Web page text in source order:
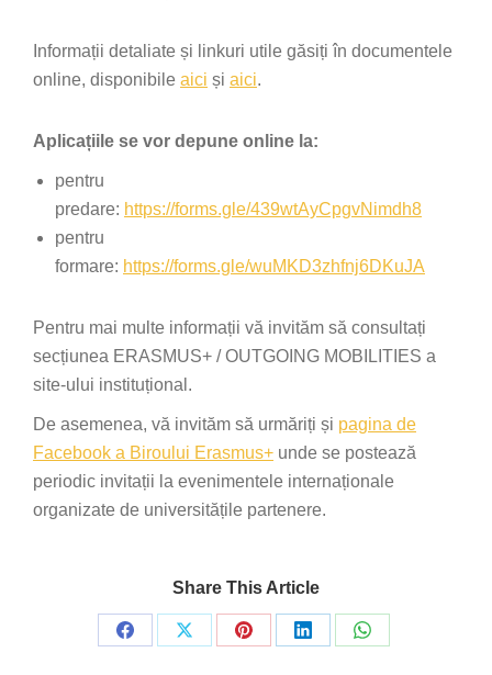
Informații detaliate și linkuri utile găsiți în documentele
online, disponibile aici și aici.
Aplicațiile se vor depune online la:
pentru
predare: https://forms.gle/439wtAyCpgvNimdh8
pentru
formare: https://forms.gle/wuMKD3zhfnj6DKuJA
Pentru mai multe informații vă invităm să consultați
secțiunea ERASMUS+ / OUTGOING MOBILITIES a
site-ului instituțional.
De asemenea, vă invităm să urmăriți și pagina de
Facebook a Biroului Erasmus+ unde se postează
periodic invitații la evenimentele internaționale
organizate de universitățile partenere.
Share This Article
Share
Share
Share
Share
Share